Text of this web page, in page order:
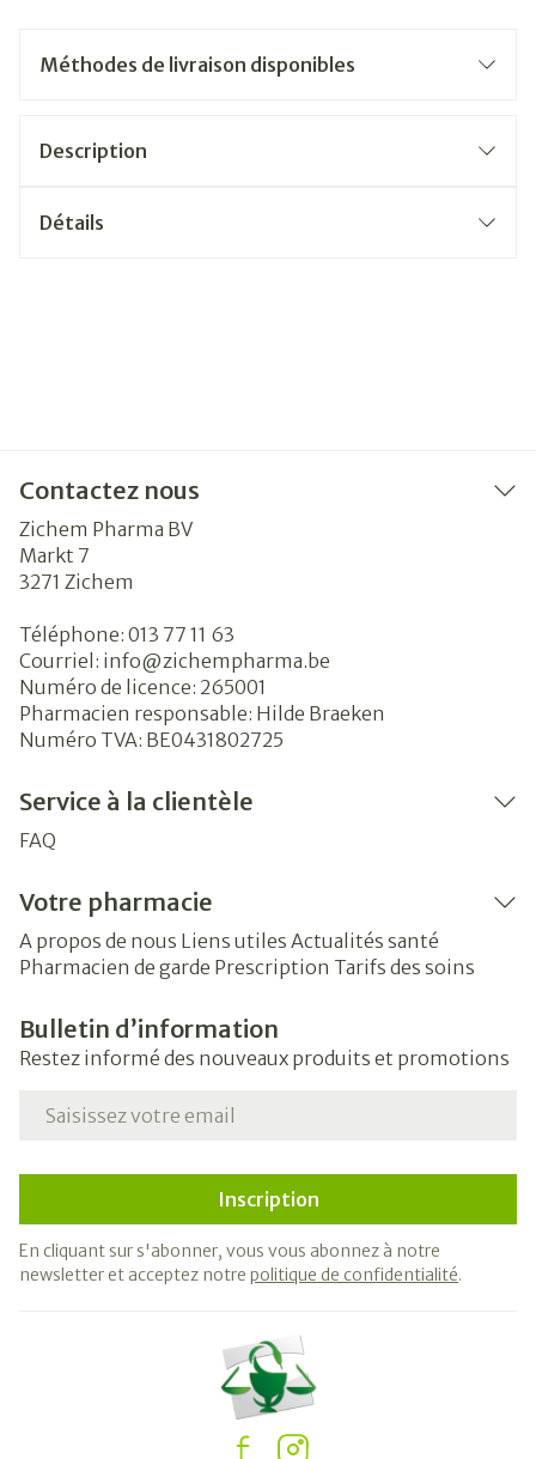
Méthodes de livraison disponibles
Description
Détails
Contactez nous
Zichem Pharma BV
Markt 7
3271 Zichem
Téléphone: 013 77 11 63
Courriel: info@zichempharma.be
Numéro de licence: 265001
Pharmacien responsable: Hilde Braeken
Numéro TVA: BE0431802725
Service à la clientèle
FAQ
Votre pharmacie
A propos de nous Liens utiles Actualités santé
Pharmacien de garde Prescription Tarifs des soins
Bulletin d’information
Restez informé des nouveaux produits et promotions
Adresse mail
Inscription
En cliquant sur s'abonner, vous vous abonnez à notre
newsletter et acceptez notre politique de confidentialité.